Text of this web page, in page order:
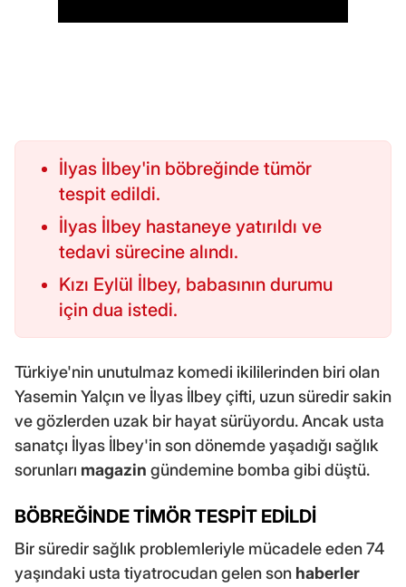
İlyas İlbey'in böbreğinde tümör
tespit edildi.
İlyas İlbey hastaneye yatırıldı ve
tedavi sürecine alındı.
Kızı Eylül İlbey, babasının durumu
için dua istedi.
Türkiye'nin unutulmaz komedi ikililerinden biri olan
Yasemin Yalçın ve İlyas İlbey çifti, uzun süredir sakin
ve gözlerden uzak bir hayat sürüyordu. Ancak usta
sanatçı İlyas İlbey'in son dönemde yaşadığı sağlık
sorunları magazin gündemine bomba gibi düştü.
BÖBREĞİNDE TİMÖR TESPİT EDİLDİ
Bir süredir sağlık problemleriyle mücadele eden 74
yaşındaki usta tiyatrocudan gelen son haberler